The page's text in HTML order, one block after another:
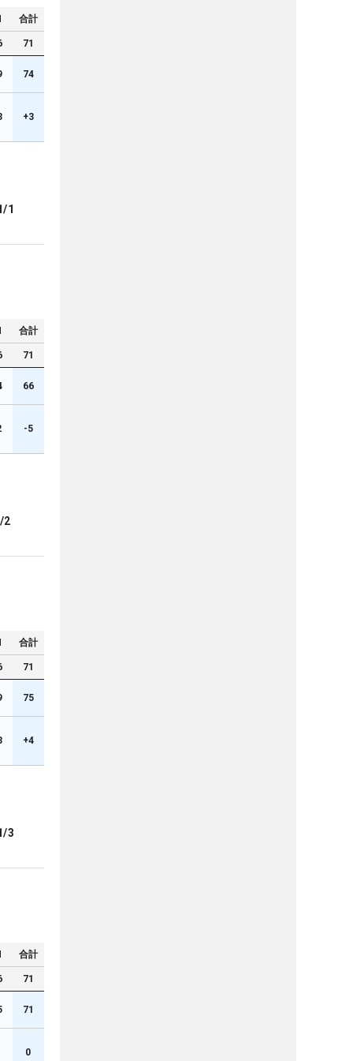
合計
71
74
+3
1
合計
71
66
-5
2
合計
71
75
+4
3
合計
71
71
0